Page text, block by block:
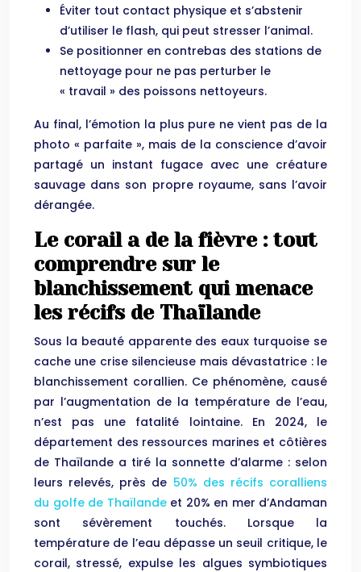
Éviter tout contact physique et s’abstenir
d’utiliser le flash, qui peut stresser l’animal.
Se positionner en contrebas des stations de
nettoyage pour ne pas perturber le
« travail » des poissons nettoyeurs.
Au final, l’émotion la plus pure ne vient pas de la
photo « parfaite », mais de la conscience d’avoir
partagé un instant fugace avec une créature
sauvage dans son propre royaume, sans l’avoir
dérangée.
Le corail a de la fièvre : tout
comprendre sur le
blanchissement qui menace
les récifs de Thaïlande
Sous la beauté apparente des eaux turquoise se
cache une crise silencieuse mais dévastatrice : le
blanchissement corallien. Ce phénomène, causé
par l’augmentation de la température de l’eau,
n’est pas une fatalité lointaine. En 2024, le
département des ressources marines et côtières
de Thaïlande a tiré la sonnette d’alarme : selon
leurs relevés, près de 50% des récifs coralliens
du golfe de Thaïlandeet 20% en mer d’Andaman
sont sévèrement touchés. Lorsque la
température de l’eau dépasse un seuil critique, le
corail, stressé, expulse les algues symbiotiques